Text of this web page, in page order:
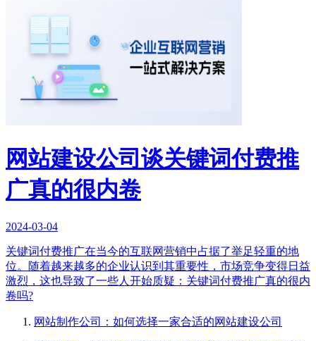
网站建设公司谈关键词付费推
广真的很内卷
2024-03-04
关键词付费推广在当今的互联网营销中占据了举足轻重的地
位。随着越来越多的企业认识到其重要性，市场竞争变得日益
激烈，这也导致了一些人开始质疑：关键词付费推广真的很内
卷吗?
网站制作公司：如何选择一家合适的网站建设公司